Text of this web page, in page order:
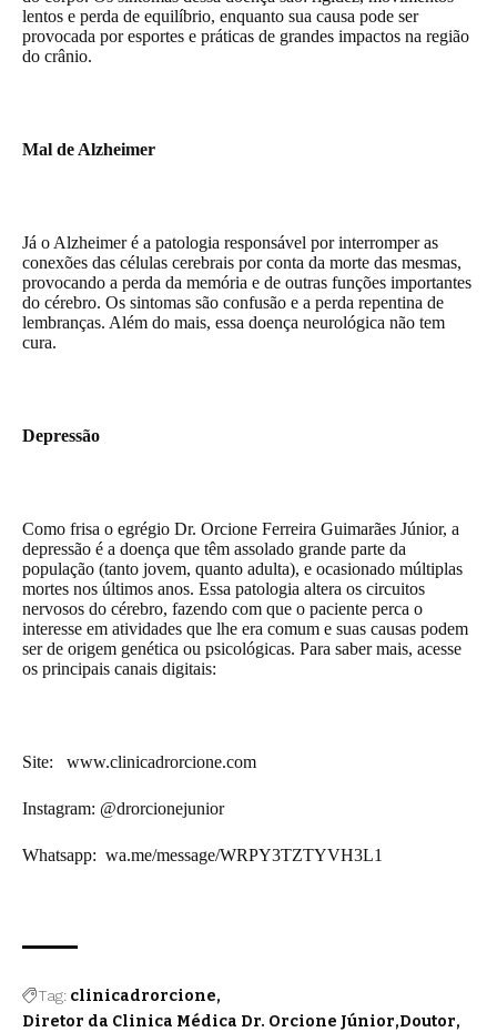
lentos e perda de equilíbrio, enquanto sua causa pode ser
provocada por esportes e práticas de grandes impactos na região
do crânio.
Mal de Alzheimer
Já o Alzheimer é a patologia responsável por interromper as
conexões das células cerebrais por conta da morte das mesmas,
provocando a perda da memória e de outras funções importantes
do cérebro. Os sintomas são confusão e a perda repentina de
lembranças. Além do mais, essa doença neurológica não tem
cura.
Depressão
Como frisa o egrégio Dr. Orcione Ferreira Guimarães Júnior, a
depressão é a doença que têm assolado grande parte da
população (tanto jovem, quanto adulta), e ocasionado múltiplas
mortes nos últimos anos. Essa patologia altera os circuitos
nervosos do cérebro, fazendo com que o paciente perca o
interesse em atividades que lhe era comum e suas causas podem
ser de origem genética ou psicológicas. Para saber mais, acesse
os principais canais digitais:
Site: www.clinicadrorcione.com
Instagram: @drorcionejunior
Whatsapp: wa.me/message/WRPY3TZTYVH3L1
Tag: clinicadrorcione
Diretor da Clinica Médica Dr. Orcione Júnior Doutor